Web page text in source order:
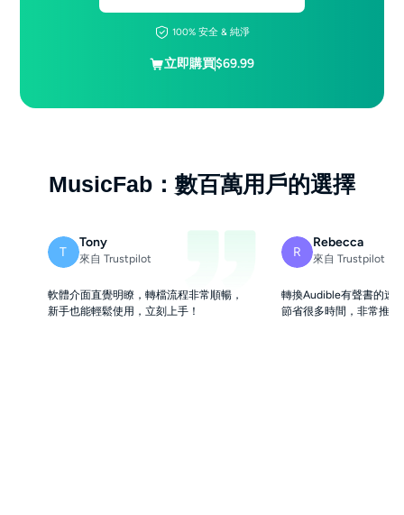
100% 安全 & 純淨
立即購買$69.99
MusicFab：數百萬用戶的選擇
T
Tony
來自 Trustpilot
軟體介面直覺明瞭，轉檔流程非常順暢，
新手也能輕鬆使用，立刻上手！
R
Rebecca
來自 Trustpilot
轉換Audible有聲書的速
節省很多時間，非常推薦